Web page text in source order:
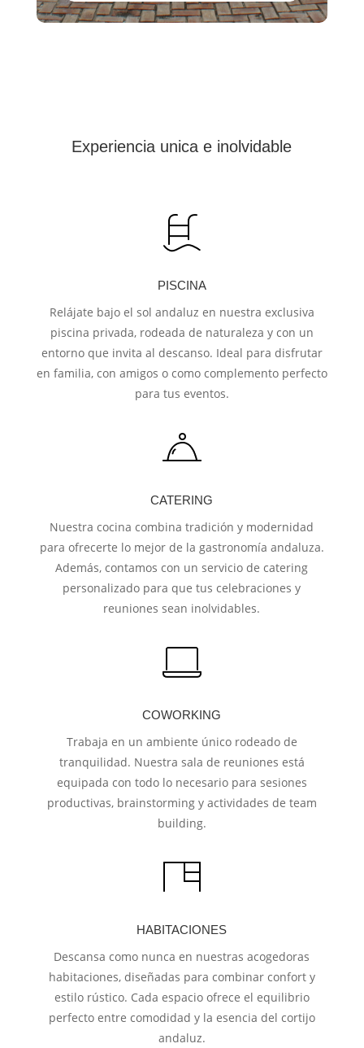
Experiencia unica e inolvidable
PISCINA
Relájate bajo el sol andaluz en nuestra exclusiva
piscina privada, rodeada de naturaleza y con un
entorno que invita al descanso. Ideal para disfrutar
en familia, con amigos o como complemento perfecto
para tus eventos.
CATERING
Nuestra cocina combina tradición y modernidad
para ofrecerte lo mejor de la gastronomía andaluza.
Además, contamos con un servicio de catering
personalizado para que tus celebraciones y
reuniones sean inolvidables.
COWORKING
Trabaja en un ambiente único rodeado de
tranquilidad. Nuestra sala de reuniones está
equipada con todo lo necesario para sesiones
productivas, brainstorming y actividades de team
building.
HABITACIONES
Descansa como nunca en nuestras acogedoras
habitaciones, diseñadas para combinar confort y
estilo rústico. Cada espacio ofrece el equilibrio
perfecto entre comodidad y la esencia del cortijo
andaluz.